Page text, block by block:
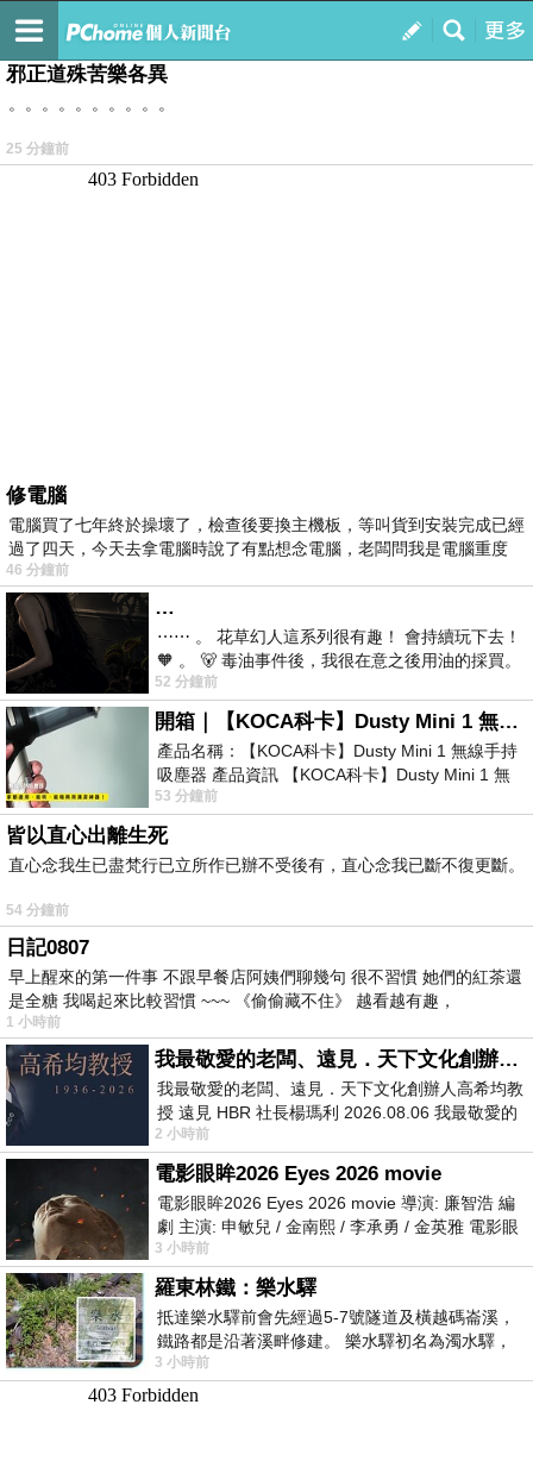
我的
最新文章
邪正道殊苦樂各異
。。。。。。。。。。
25 分鐘前
修電腦
電腦買了七年終於操壞了，檢查後要換主機板，等叫貨到安裝完成已經
過了四天，今天去拿電腦時說了有點想念電腦，老闆問我是電腦重度
46 分鐘前
…
⋯⋯ 。 花草幻人這系列很有趣！ 會持續玩下去！
🧡 。 🐻 毒油事件後，我很在意之後用油的採買。
前天購買了我之前就很愛
52 分鐘前
開箱｜【KOCA科卡】Dusty Mini 1 無線手持吸塵器
產品名稱：【KOCA科卡】Dusty Mini 1 無線手持
吸塵器 產品資訊 【KOCA科卡】Dusty Mini 1 無
線手持吸塵器評語： 能吸、能吹兼具兩
53 分鐘前
皆以直心出離生死
直心念我生已盡梵行已立所作已辦不受後有，直心念我已斷不復更斷。
54 分鐘前
日記0807
早上醒來的第一件事 不跟早餐店阿姨們聊幾句 很不習慣 她們的紅茶還
是全糖 我喝起來比較習慣 ~~~ 《偷偷藏不住》 越看越有趣，
1 小時前
我最敬愛的老闆、遠見．天下文化創辦人高希均教授
我最敬愛的老闆、遠見．天下文化創辦人高希均教
授 遠見 HBR 社長楊瑪利 2026.08.06 我最敬愛的
老闆、遠見．天下文化創辦人高希均教
2 小時前
電影眼眸2026 Eyes 2026 movie
電影眼眸2026 Eyes 2026 movie 導演: 廉智浩 編
劇 主演: 申敏兒 / 金南熙 / 李承勇 / 金英雅 電影眼
眸2026描述攝影師徐珍因遺
3 小時前
羅東林鐵：樂水驛
抵達樂水驛前會先經過5-7號隧道及橫越碼崙溪，
鐵路都是沿著溪畔修建。 樂水驛初名為濁水驛，
但因與臺鐵集集線車站同名，於1953
3 小時前